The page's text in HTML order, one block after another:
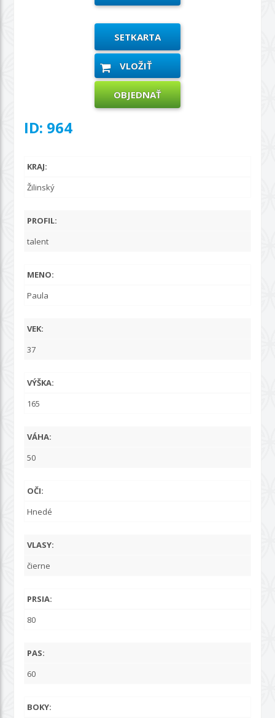
SETKARTA
VLOŽIŤ
OBJEDNAŤ
ID: 964
KRAJ:
Žilinský
PROFIL:
talent
MENO:
Paula
VEK:
37
VÝŠKA:
165
VÁHA:
50
OČI:
Hnedé
VLASY:
čierne
PRSIA:
80
PAS:
60
BOKY: